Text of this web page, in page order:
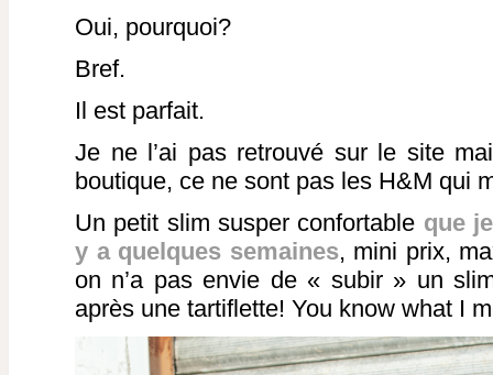
Oui, pourquoi?
Bref.
Il est parfait.
Je ne l’ai pas retrouvé sur le site
boutique, ce ne sont pas les H&M qui
Un petit slim susper confortable que
y a quelques semaines, mini prix,
on n’a pas envie de « subir » un
après une tartiflette! You know what I